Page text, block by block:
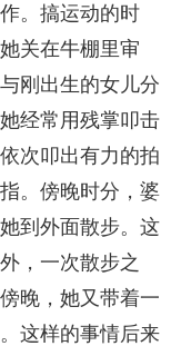
。搞运动的时
关在牛棚里审
刚出生的女儿分
经常用残掌叩击
次叩出有力的拍
。傍晚时分，婆
到外面散步。这
，一次散步之
晚，她又带着一
这样的事情后来